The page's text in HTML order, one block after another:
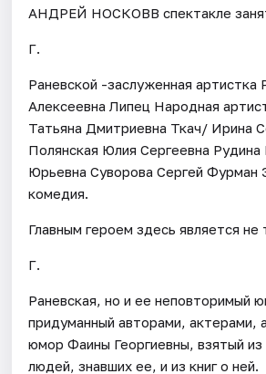
АНДРЕЙ НОСКОВВ спектакле
Г.
Раневской -заслуженная артистка
Алексеевна Липец Народная
Татьяна Дмитриевна Ткач/ Ирина
Полянская Юлия Сергеевна Рудина
Юрьевна Суворова Сергей Фурман
комедия.
Главным героем здесь является не
Г.
Раневская, но и ее неповторимый
придуманный авторами, актерами,
юмор Фаины Георгиевны, взятый из
людей, знавших ее, и из книг о ней.